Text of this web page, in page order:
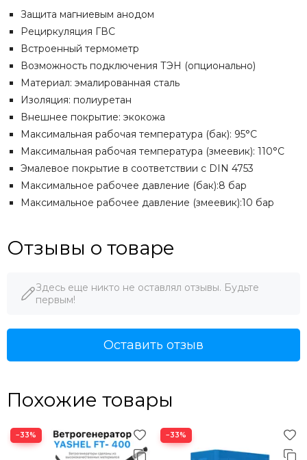
Защита магниевым анодом
Рециркуляция ГВС
Встроенный термометр
Возможность подключения ТЭН (опционально)
Материал: эмалированная сталь
Изоляция: полиуретан
Внешнее покрытие: экокожа
Максимальная рабочая температура (бак): 95°C
Максимальная рабочая температура (змеевик): 110°C
Эмалевое покрытие в соответствии с DIN 4753
Максимальное рабочее давление (бак):8 бар
Максимальное рабочее давление (змеевик):10 бар
Отзывы о товаре
Здесь еще никто не оставлял отзывы. Будьте
первым!
Оставить отзыв
Похожие товары
−33% −33%